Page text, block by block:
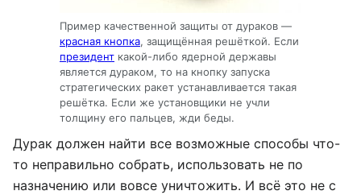
Пример качественной защиты от дураков —
красная кнопка, защищённая решёткой. Если
президент какой-либо ядерной державы
является дураком, то на кнопку запуска
стратегических ракет устанавливается такая
решётка. Если же установщики не учли
толщину его пальцев, жди беды.
Дурак должен найти все возможные способы что-
то неправильно собрать, использовать не по
назначению или вовсе уничтожить. И всё это не с